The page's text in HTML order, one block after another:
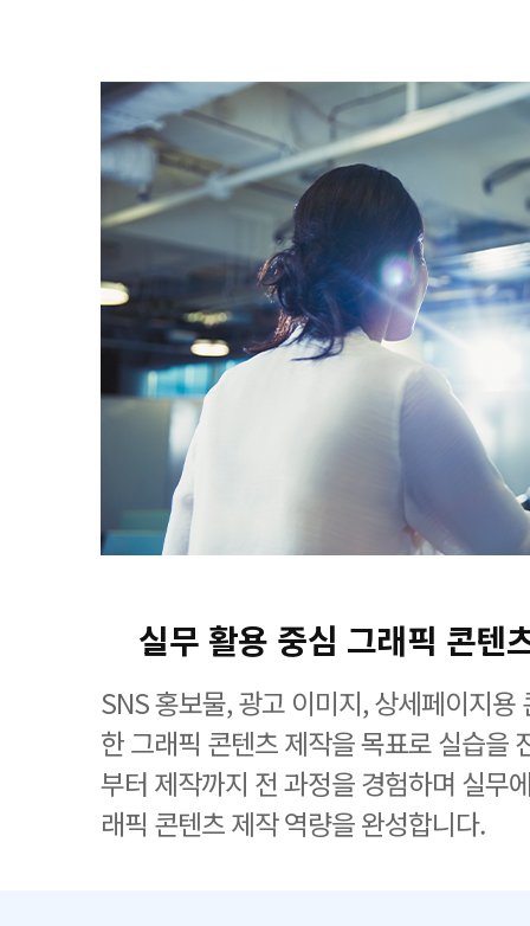
실무 활용 중심 그래픽 콘텐
SNS 홍보물, 광고 이미지, 상세페이지용
한 그래픽 콘텐츠 제작을 목표로 실습을
부터 제작까지 전 과정을 경험하며 실무
래픽 콘텐츠 제작 역량을 완성합니다.